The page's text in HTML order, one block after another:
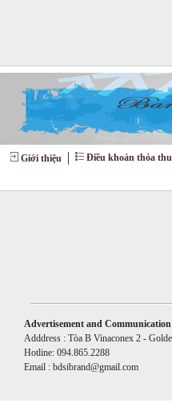
Giới thiệu Điều khoản thỏa
Advertisement and
Adddress : Tòa B Vinaconex 2 -
Hotline: 094.865.2288
Email : bdsibrand@gmail.com